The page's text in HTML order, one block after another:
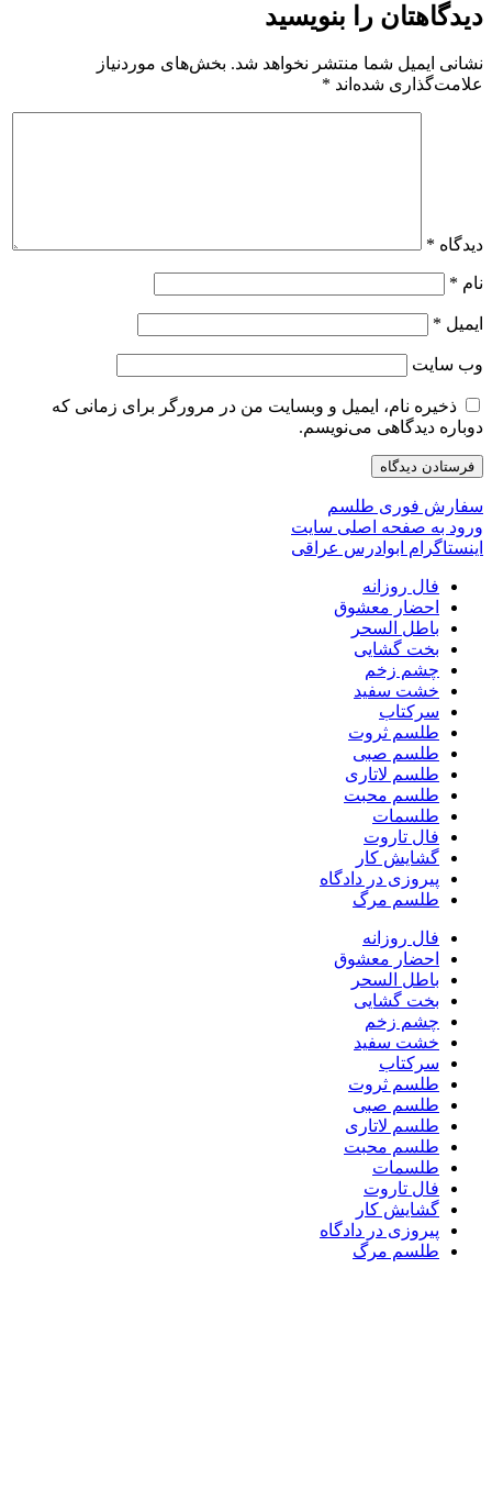
دیدگاهتان را بنویسید
نشانی ایمیل شما منتشر نخواهد شد. بخش‌های موردنیاز
علامت‌گذاری شده‌اند *
دیدگاه *
نام *
ایمیل *
وب‌ سایت
ذخیره نام، ایمیل و وبسایت من در مرورگر برای زمانی که
دوباره دیدگاهی می‌نویسم.
سفارش فوری طلسم
ورود به صفحه اصلی سایت
اینستاگرام ابوادرس عراقی
فال روزانه
احضار معشوق
باطل السحر
بخت گشایی
چشم زخم
خشت سفید
سرکتاب
طلسم ثروت
طلسم صبی
طلسم لاتاری
طلسم محبت
طلسمات
فال تاروت
گشایش کار
پیروزی در دادگاه
طلسم مرگ
فال روزانه
احضار معشوق
باطل السحر
بخت گشایی
چشم زخم
خشت سفید
سرکتاب
طلسم ثروت
طلسم صبی
طلسم لاتاری
طلسم محبت
طلسمات
فال تاروت
گشایش کار
پیروزی در دادگاه
طلسم مرگ